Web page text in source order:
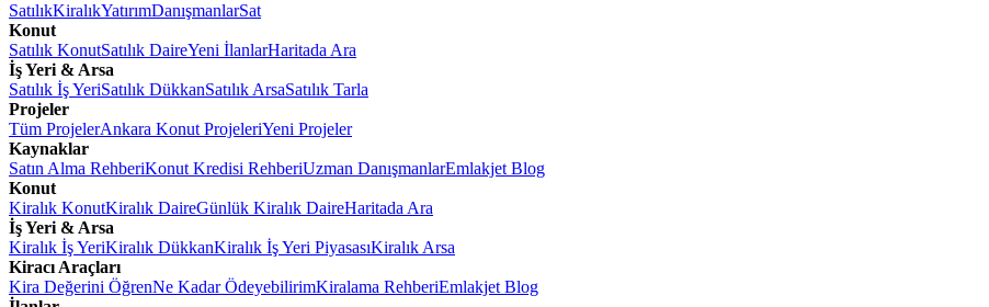
SatılıkKiralıkYatırımDanışmanlarSat
Konut
Satılık KonutSatılık DaireYeni İlanlarHaritada Ara
İş Yeri & Arsa
Satılık İş YeriSatılık DükkanSatılık ArsaSatılık Tarla
Projeler
Tüm ProjelerAnkara Konut ProjeleriYeni Projeler
Kaynaklar
Satın Alma RehberiKonut Kredisi RehberiUzman DanışmanlarEmlakjet Blog
Konut
Kiralık KonutKiralık DaireGünlük Kiralık DaireHaritada Ara
İş Yeri & Arsa
Kiralık İş YeriKiralık DükkanKiralık İş Yeri PiyasasıKiralık Arsa
Kiracı Araçları
Kira Değerini ÖğrenNe Kadar ÖdeyebilirimKiralama RehberiEmlakjet Blog